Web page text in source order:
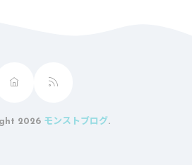
2026 モンストブログ .